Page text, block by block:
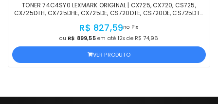
TONER 74C4SY0 LEXMARK ORIGINAL | CX725, CX720, CS725,
CX725DTH, CX725DHE, CX725DE, CS720DTE, CS720DE, CS725DTE,
R$ 827,59no Pix
ou R$ 899,55em até 12x de R$ 74,96
VER PRODUTO